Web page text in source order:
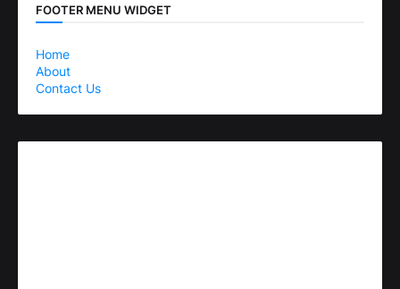
FOOTER MENU WIDGET
Home
About
Contact Us